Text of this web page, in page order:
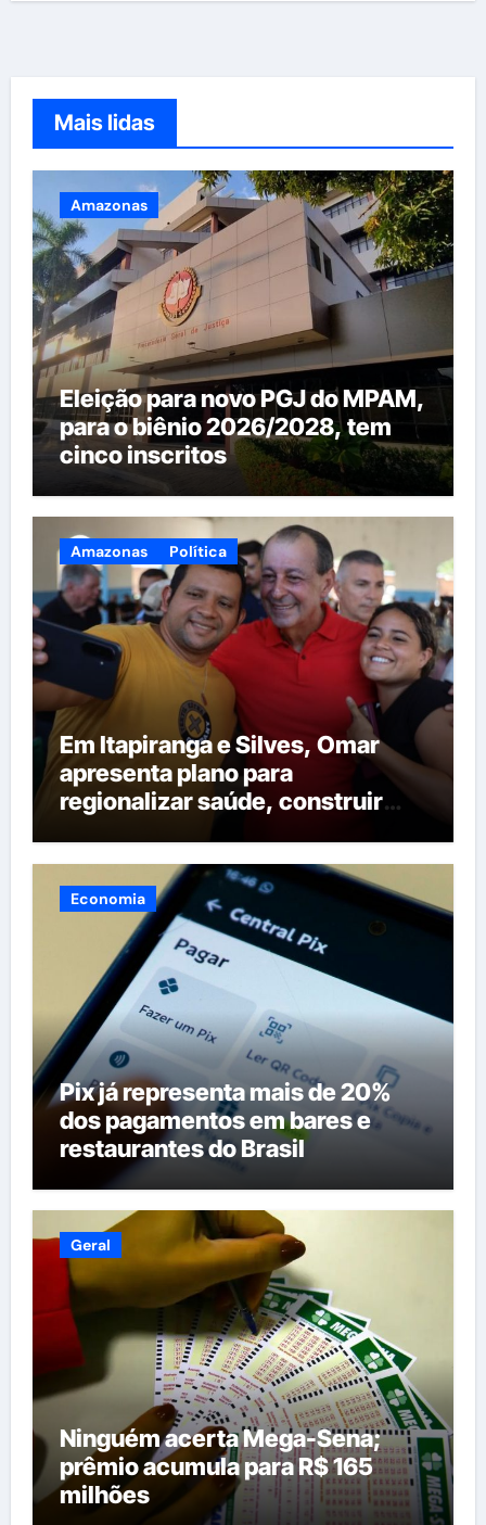
Mais lidas
Amazonas
Eleição para novo PGJ do MPAM,
para o biênio 2026/2028, tem
cinco inscritos
Amazonas Política
Em Itapiranga e Silves, Omar
apresenta plano para
regionalizar saúde, construir
maternidades e hospital regional
em Itacoatiara
Economia
Pix já representa mais de 20%
dos pagamentos em bares e
restaurantes do Brasil
Geral
Ninguém acerta Mega-Sena;
prêmio acumula para R$ 165
milhões